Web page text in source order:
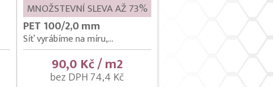
MNOŽSTEVNÍ SLEVA AŽ 73%
PET 100/2,0 mm
Síť vyrábíme na míru,...
90,0 Kč / m2
bez DPH 74,4 Kč